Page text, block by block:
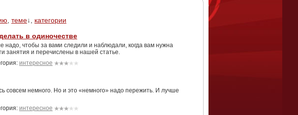
теме↓, категории
в одиночестве
надо, чтобы за вами следили и наблюдали, когда вам нужна
занятия и перечислены в нашей статье.
интересное
совсем немного. Но и это «немного» надо пережить. И лучше
интересное